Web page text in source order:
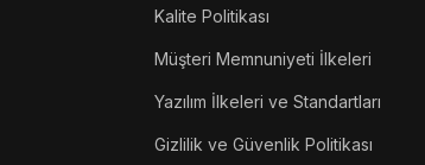
Kalite Politikası
Müşteri Memnuniyeti İlkeleri
Yazılım İlkeleri ve Standartları
Gizlilik ve Güvenlik Politikası